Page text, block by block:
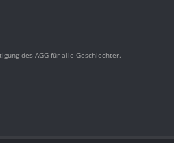
des AGG für alle Geschlechter.